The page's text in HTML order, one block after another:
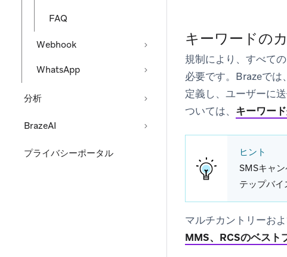
FAQ
Webhook
WhatsApp
分析
BrazeAI
プライバシーポータル
キーワードの
規制により、すべて
必要です。Brazeで
定義し、ユーザーに
ついては、 キーワー
ヒント
SMSキャ
テップバイ
マルチカントリーお
MMS、RCSのベスト